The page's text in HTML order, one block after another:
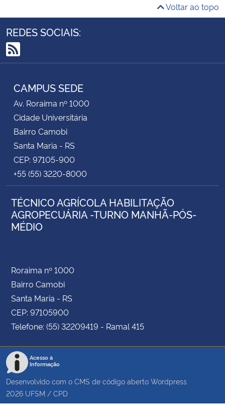
Voltar ao topo
REDES SOCIAIS:
RSS
CAMPUS SEDE
Av. Roraima nº 1000
Cidade Universitária
Bairro Camobi
Santa Maria - RS
CEP: 97105-900
+55 (55) 3220-8000
TÉCNICO AGRÍCOLA HABILITAÇÃO
AGROPECUÁRIA -TURNO MANHÃ-PÓS-
MÉDIO
Roraima nº 1000
Bairro Camobi
Santa Maria - RS
CEP: 97105900
Telefone: (55) 32209419 - Ramal 415
Acesso à
Informação
Desenvolvido com o CMS de código aberto Wordpress
2026 UFSM / CPD